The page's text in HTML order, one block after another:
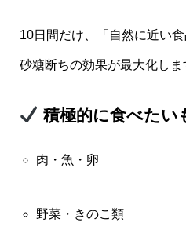
10日間だけ、「自然に近い
砂糖断ちの効果が最大化しま
積極的に食べたい
肉・魚・卵
野菜・きのこ類